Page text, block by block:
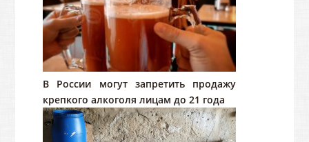
В России могут запретить продажу
крепкого алкоголя лицам до 21 года